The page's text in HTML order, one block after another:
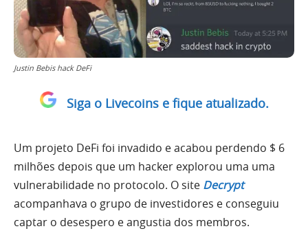
Justin Bebis hack DeFi
Siga o Livecoins e fique atualizado.
Um projeto DeFi foi invadido e acabou perdendo $ 6
milhões depois que um hacker explorou uma uma
vulnerabilidade no protocolo. O site Decrypt
acompanhava o grupo de investidores e conseguiu
captar o desespero e angustia dos membros.